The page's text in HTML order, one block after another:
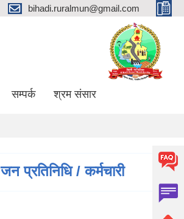
bihadi.ruralmun@gmail.com
सम्पर्क श्रम संसार
जन प्रतिनिधि / कर्मचारी